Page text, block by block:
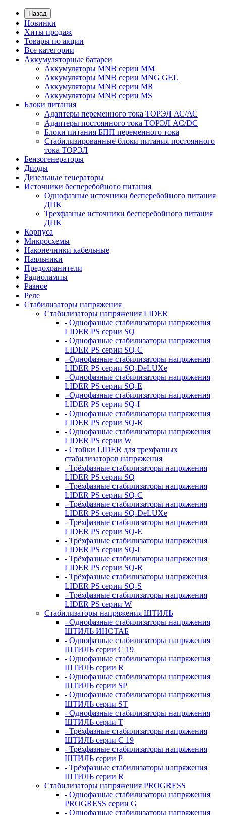
Назад
Новинки
Хиты продаж
Товары по акции
Все категории
Аккумуляторные батареи
Аккумуляторы MNB серии MM
Аккумуляторы MNB серии MNG GEL
Аккумуляторы MNB серии MR
Аккумуляторы MNB серии MS
Блоки питания
Адаптеры переменного тока ТОРЭЛ АС/АС
Адаптеры постоянного тока ТОРЭЛ AC/DC
Блоки питания БПП переменного тока
Стабилизированные блоки питания постоянного
тока ТОРЭЛ
Бензогенераторы
Диоды
Дизельные генераторы
Источники бесперебойного питания
Однофазные источники бесперебойного питания
ДПК
Трехфазные источники бесперебойного питания
ДПК
Корпуса
Микросхемы
Наконечники кабельные
Паяльники
Предохранители
Радиолампы
Разное
Реле
Стабилизаторы напряжения
Стабилизаторы напряжения LIDER
- Однофазные стабилизаторы напряжения
LIDER PS серии SQ
- Однофазные стабилизаторы напряжения
LIDER PS серии SQ-C
- Однофазные стабилизаторы напряжения
LIDER PS серии SQ-DeLUXe
- Однофазные стабилизаторы напряжения
LIDER PS серии SQ-E
- Однофазные стабилизаторы напряжения
LIDER PS серии SQ-I
- Однофазные стабилизаторы напряжения
LIDER PS серии SQ-R
- Однофазные стабилизаторы напряжения
LIDER PS серии W
- Стойки LIDER для трехфазных
стабилизаторов напряжения
- Трёхфазные стабилизаторы напряжения
LIDER PS серии SQ
- Трёхфазные стабилизаторы напряжения
LIDER PS серии SQ-C
- Трёхфазные стабилизаторы напряжения
LIDER PS серии SQ-DeLUXe
- Трёхфазные стабилизаторы напряжения
LIDER PS серии SQ-E
- Трёхфазные стабилизаторы напряжения
LIDER PS серии SQ-I
- Трёхфазные стабилизаторы напряжения
LIDER PS серии SQ-R
- Трёхфазные стабилизаторы напряжения
LIDER PS серии SQ-S
- Трёхфазные стабилизаторы напряжения
LIDER PS серии W
Стабилизаторы напряжения ШТИЛЬ
- Однофазные стабилизаторы напряжения
ШТИЛЬ ИНСТАБ
- Однофазные стабилизаторы напряжения
ШТИЛЬ серии C 19
- Однофазные стабилизаторы напряжения
ШТИЛЬ серии R
- Однофазные стабилизаторы напряжения
ШТИЛЬ серии SP
- Однофазные стабилизаторы напряжения
ШТИЛЬ серии ST
- Однофазные стабилизаторы напряжения
ШТИЛЬ серии T
- Трёхфазные стабилизаторы напряжения
ШТИЛЬ серии C 19
- Трёхфазные стабилизаторы напряжения
ШТИЛЬ серии P
- Трёхфазные стабилизаторы напряжения
ШТИЛЬ серии R
Стабилизаторы напряжения PROGRESS
- Однофазные стабилизаторы напряжения
PROGRESS серии G
- Однофазные стабилизаторы напряжения